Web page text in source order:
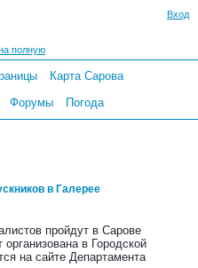
Вход
полную
Карта Сарова
Форумы Погода
в Галерее
пройдут в Сарове
в Городской
на сайте Департамента